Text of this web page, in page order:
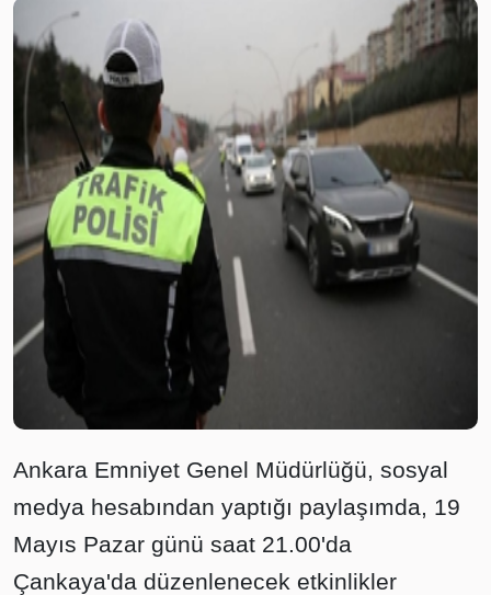
Ankara Emniyet Genel Müdürlüğü, sosyal
medya hesabından yaptığı paylaşımda, 19
Mayıs Pazar günü saat 21.00'da
Çankaya'da düzenlenecek etkinlikler